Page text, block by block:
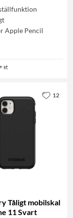
Apple Pencil
st
Tåligt mobilskal
11 Svart
12